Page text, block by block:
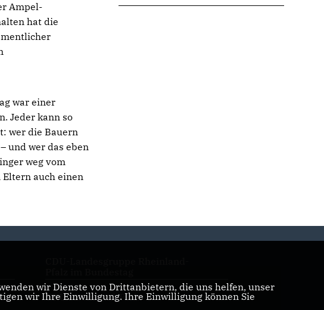
Ampel-
hat die
war einer
Jeder kann so
wer die Bauern
und wer das eben
weg vom
Eltern auch einen
CDU Rheinland-Pfalz
wir Dienste von Drittanbietern, die uns helfen, unser
wir Ihre Einwilligung. Ihre Einwilligung können Sie